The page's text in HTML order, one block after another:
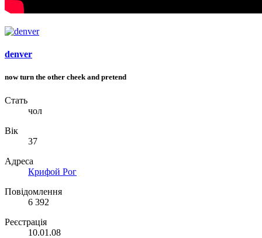
denver
now turn the other cheek and pretend
Стать
чол
Вік
37
Адреса
Крифой Рог
Повідомлення
6 392
Реєстрація
10.01.08